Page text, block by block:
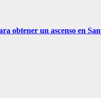
obtener un ascenso en